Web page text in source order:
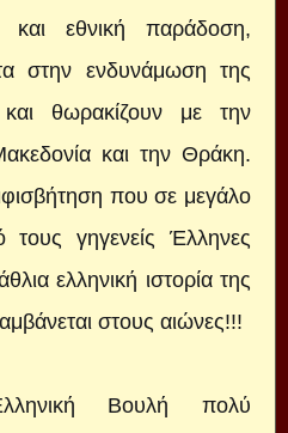
και εθνική παράδοση,
στην ενδυνάμωση της
και θωρακίζουν με την
και την Θράκη.
που σε μεγάλο
γηγενείς Έλληνες
ελληνική ιστορία της
στους αιώνες!!!
Βουλή πολύ